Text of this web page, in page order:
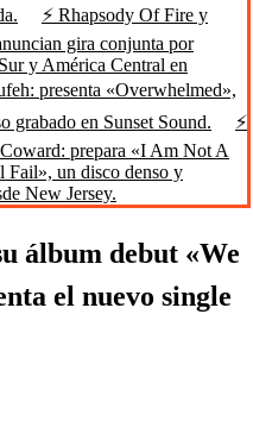
⚡ Rhapsody Of Fire y
gira conjunta por
y América Central en
presenta «Overwhelmed»,
grabado en Sunset Sound.
⚡
prepara «I Am Not A
Fail», un disco denso y
New Jersey.
álbum debut «We
el nuevo single